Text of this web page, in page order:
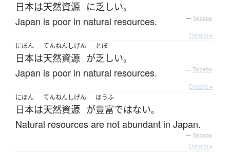
日本は天然資源 に乏しい。
Japan is poor in natural resources. — Tatoeba
Details ▸
にほん
日本は
てんねんしげん
天然資源 が
とぼ
乏しい。
Japan is poor in natural resources. — Tatoeba
Details ▸
にほん
日本は
てんねんしげん
天然資源 が
ほうふ
豊富ではない。
Natural resources are not abundant in Japan.
— Tatoeba
Details ▸